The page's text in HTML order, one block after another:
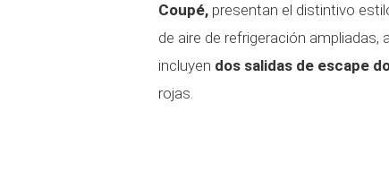
Coupé, presentan el distintivo
de aire de refrigeración
incluyen dos salidas de escape
rojas.